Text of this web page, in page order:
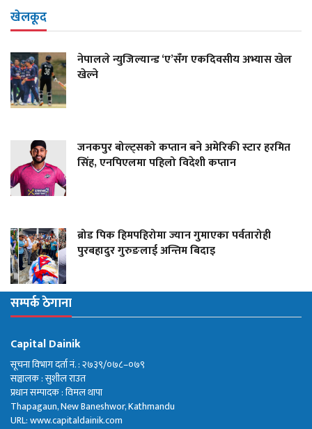
खेलकूद
नेपालले न्युजिल्यान्ड ‘ए’सँग एकदिवसीय अभ्यास खेल
खेल्ने
जनकपुर बोल्ट्सको कप्तान बने अमेरिकी स्टार हरमित
सिंह, एनपिएलमा पहिलो विदेशी कप्तान
ब्रोड पिक हिमपहिरोमा ज्यान गुमाएका पर्वतारोही
पुरबहादुर गुरुङलाई अन्तिम बिदाइ
सम्पर्क ठेगाना
Capital Dainik
सूचना विभाग दर्ता नं. : २७३९/०७८–०७९
सञ्चालक : सुशील राउत
प्रधान सम्पादक : विमल थापा
Thapagaun, New Baneshwor, Kathmandu
URL: www.capitaldainik.com